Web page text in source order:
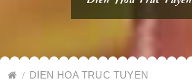
DIEN HOA TRUC TUYEN